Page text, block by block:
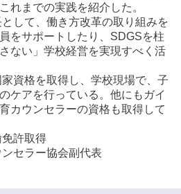
れまでの実践を紹介した。
して、働き方改革の取り組みを
をサポートしたり、SDGSを柱
ない」学校経営を実現すべく活
資格を取得し、学校現場で、子
ケアを行っている。他にもガイ
カウンセラーの資格も取得して
許取得
セラー協会副代表